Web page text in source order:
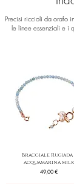
Precisi riccioli da orafo
le linee essenziali e i
Bracciale Rugiada
acquamarina milk
Prezzo
49,00 €